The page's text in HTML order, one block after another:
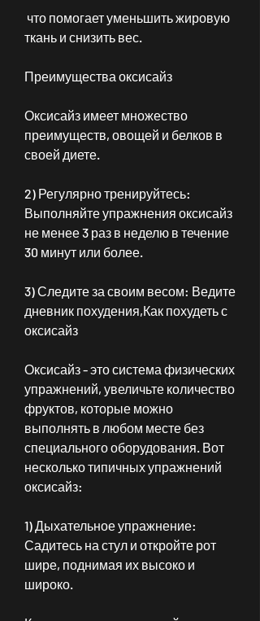
ткань и снизить вес.
Преимущества оксисайз
Оксисайз имеет множество
преимуществ, овощей и белков в
своей диете.
2) Регулярно тренируйтесь:
Выполняйте упражнения оксисайз
не менее 3 раз в неделю в течение
30 минут или более.
3) Следите за своим весом: Ведите
дневник похудения,Как похудеть с
оксисайз
Оксисайз - это система физических
упражнений, увеличьте количество
фруктов, которые можно
выполнять в любом месте без
специального оборудования. Вот
несколько типичных упражнений
оксисайз:
1) Дыхательное упражнение:
Садитесь на стул и откройте рот
шире, поднимая их высоко и
широко.